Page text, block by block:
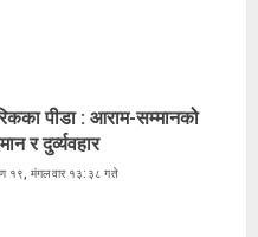
पीडा : आराम-सम्मानको
र दुर्व्यवहार
१९, मंगलवार १३:३८ गते